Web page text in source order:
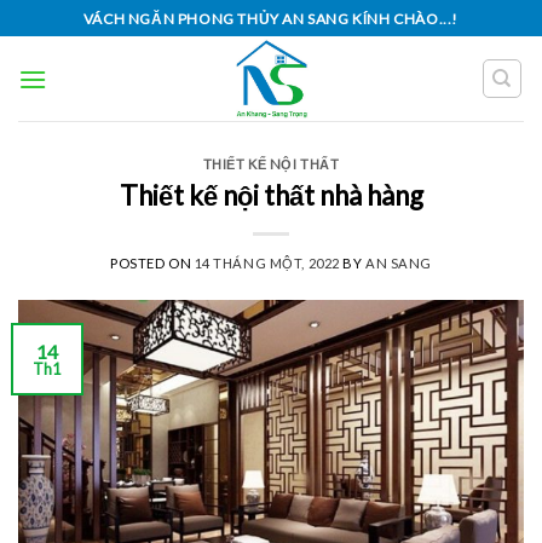
to
content
VÁCH NGĂN PHONG THỦY AN SANG KÍNH CHÀO...!
THIẾT KẾ NỘI THẤT
Thiết kế nội thất nhà hàng
POSTED ON 14 THÁNG MỘT, 2022 BY AN SANG
14
Th1